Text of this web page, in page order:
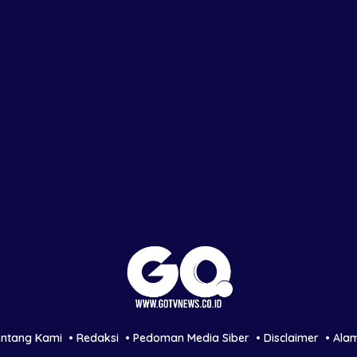
Kami Redaksi Pedoman Media Siber Disclaimer